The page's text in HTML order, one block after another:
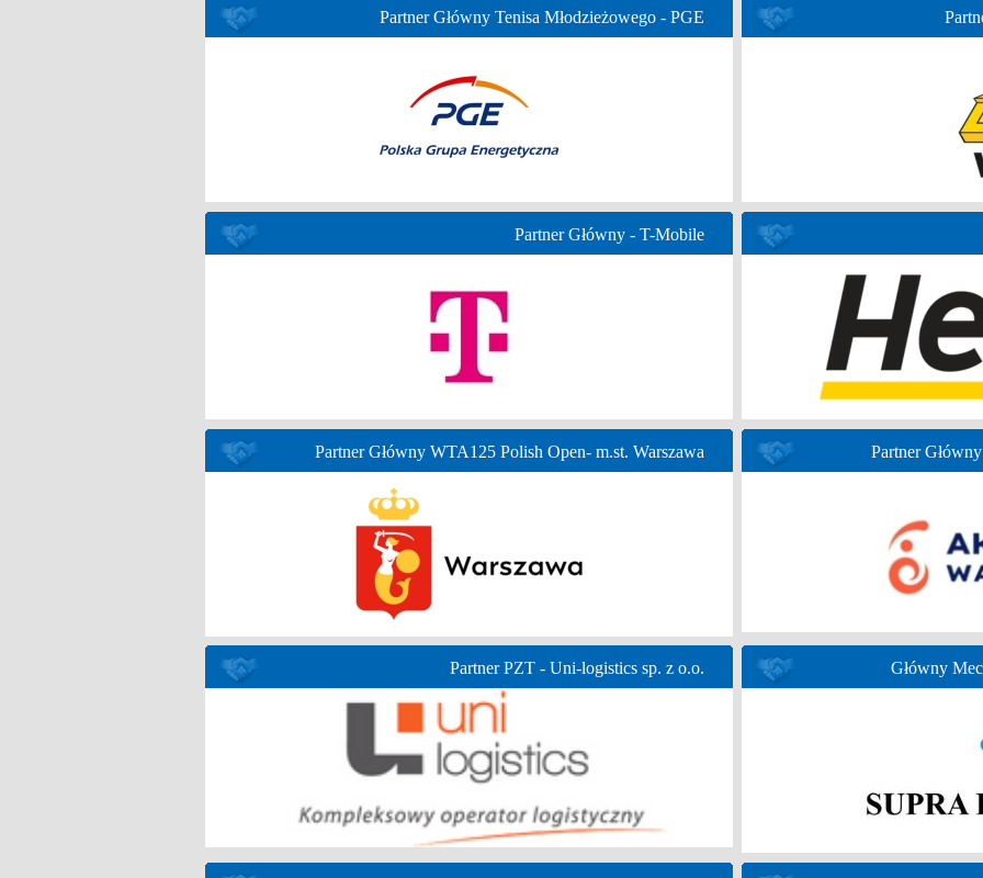
Partner Główny Tenisa Młodzieżowego - PGE
Partner Główny - T-Mobile
Partner Główny WTA125 Polish Open- m.st. Warszawa
Partner
Partner PZT - Uni-logistics sp. z o.o. Główny